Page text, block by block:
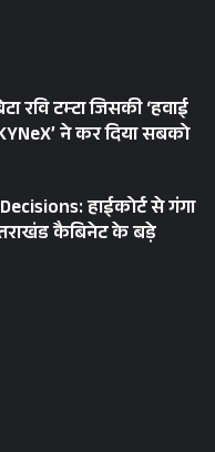
रवि टम्टा जिसकी ‘हवाई
ने कर दिया सबको
हाईकोर्ट से गंगा
कैबिनेट के बड़े